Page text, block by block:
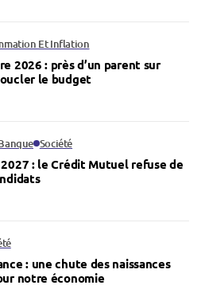
Et Inflation
2026 : près d’un parent sur
le budget
Société
: le Crédit Mutuel refuse de
: une chute des naissances
notre économie